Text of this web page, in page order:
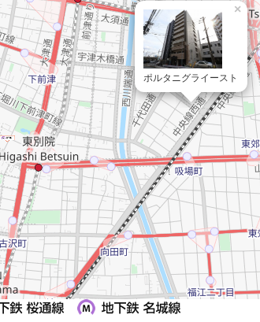
ポルタニグライースト
×